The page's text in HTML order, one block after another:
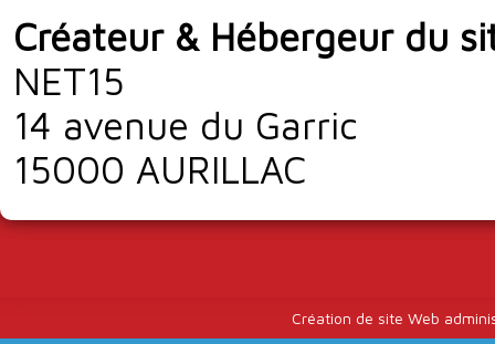
Créateur & Hébergeur du
NET15
14 avenue du Garric
15000 AURILLAC
Création de site Web